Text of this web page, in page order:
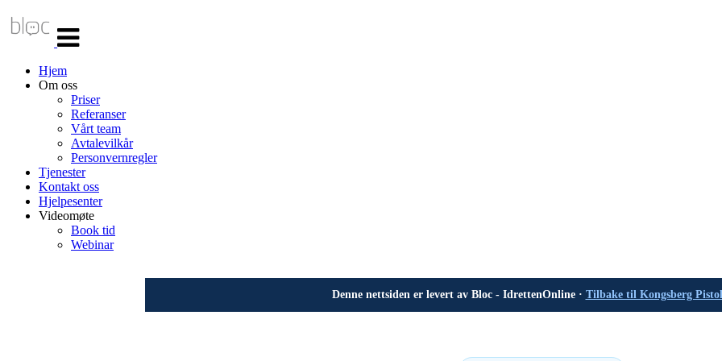
navigasjon
Hjem
Om oss
Priser
Referanser
Vårt team
Avtalevilkår
Personvernregler
Tjenester
Kontakt oss
Hjelpesenter
Videomøte
Book tid
Webinar
Denne nettsiden er levert av Bloc - IdrettenOnline · Tilbake til Kongsberg